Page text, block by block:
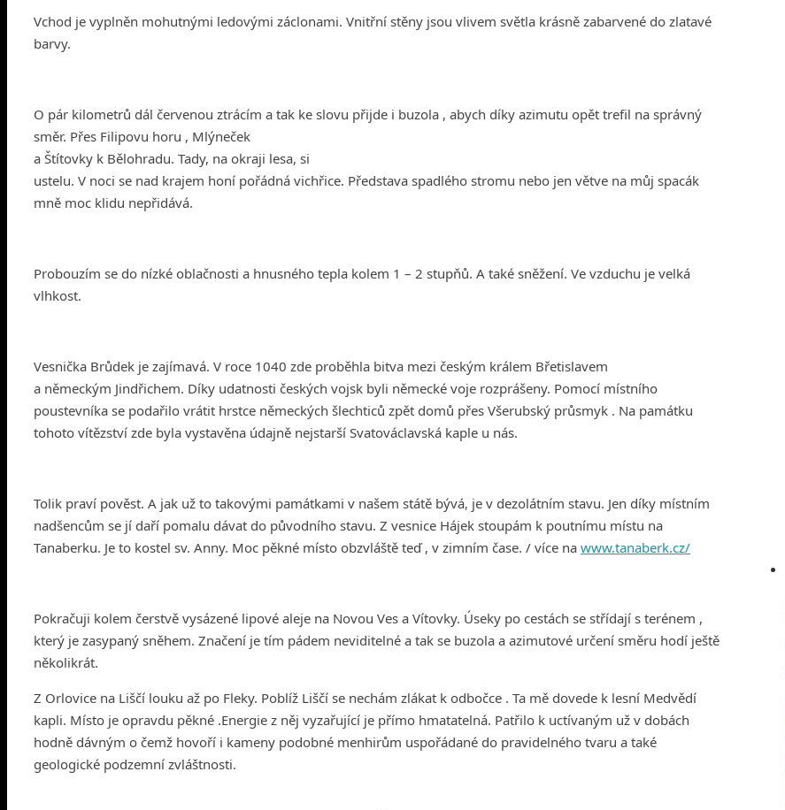
Vchod je vyplněn mohutnými ledovými záclonami. Vnitřní stěny jsou vlivem světla krásně zabarvené do zlatavé
barvy.
O pár kilometrů dál červenou ztrácím a tak ke slovu přijde i buzola , abych díky azimutu opět trefil na správný
směr. Přes Filipovu horu , Mlýneček
a Štítovky k Bělohradu. Tady, na okraji lesa, si
ustelu. V noci se nad krajem honí pořádná vichřice. Představa spadlého stromu nebo jen větve na můj spacák
mně moc klidu nepřidává.
Probouzím se do nízké oblačnosti a hnusného tepla kolem 1 – 2 stupňů. A také sněžení. Ve vzduchu je velká
vlhkost.
Vesnička Brůdek je zajímavá. V roce 1040 zde proběhla bitva mezi českým králem Břetislavem
a německým Jindřichem. Díky udatnosti českých vojsk byli německé voje rozprášeny. Pomocí místního
poustevníka se podařilo vrátit hrstce německých šlechticů zpět domů přes Všerubský průsmyk . Na památku
tohoto vítězství zde byla vystavěna údajně nejstarší Svatováclavská kaple u nás.
Tolik praví pověst. A jak už to takovými památkami v našem státě bývá, je v dezolátním stavu. Jen díky místním
nadšencům se jí daří pomalu dávat do původního stavu. Z vesnice Hájek stoupám k poutnímu místu na
Tanaberku. Je to kostel sv. Anny. Moc pěkné místo obzvláště teď , v zimním čase. / více na www.tanaberk.cz/
Pokračuji kolem čerstvě vysázené lipové aleje na Novou Ves a Vítovky. Úseky po cestách se střídají s terénem ,
který je zasypaný sněhem. Značení je tím pádem neviditelné a tak se buzola a azimutové určení směru hodí ještě
několikrát.
Z Orlovice na Liščí louku až po Fleky. Poblíž Liščí se nechám zlákat k odbočce . Ta mě dovede k lesní Medvědí
kapli. Místo je opravdu pěkné .Energie z něj vyzařující je přímo hmatatelná. Patřilo k uctívaným už v dobách
hodně dávným o čemž hovoří i kameny podobné menhirům uspořádané do pravidelného tvaru a také
geologické podzemní zvláštnosti.